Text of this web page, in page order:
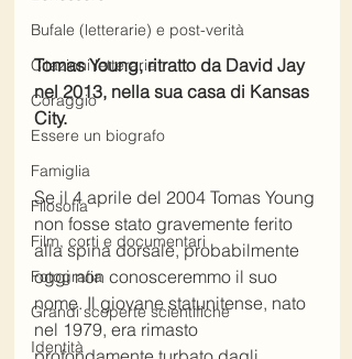
Bufale (letterarie) e post-verità
Citazioni letterarie
Coraggio
Essere un biografo
Famiglia
Filosofia
Film, corti e documentari
Fotografia
Grandi scoperte scientifiche
Identità
Tomas Young, ritratto da David Jay
nel 2013, nella sua casa di Kansas
City.
Se il 4 aprile del 2004 Tomas Young
non fosse stato gravemente ferito
alla spina dorsale, probabilmente
oggi non conosceremmo il suo
nome. Il giovane statunitense, nato
nel 1979, era rimasto